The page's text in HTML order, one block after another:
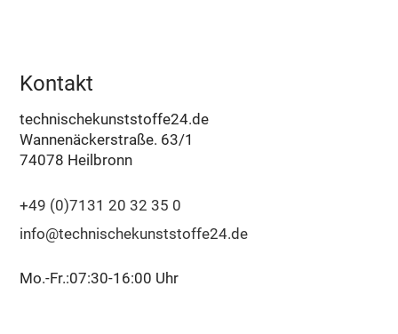
Kontakt
technischekunststoffe24.de
Wannenäckerstraße. 63/1
74078 Heilbronn
+49 (0)7131 20 32 35 0
info@technischekunststoffe24.de
Mo.-Fr.:07:30-16:00 Uhr